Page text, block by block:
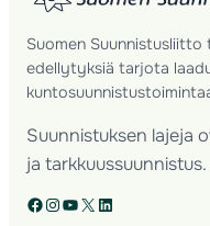
Suomen Suunnistusliitto
edellytyksiä tarjota
Suunnistuksen lajeja
ja tarkkuussuunnistus.
Facebook Instagram YouTube X LinkedIn